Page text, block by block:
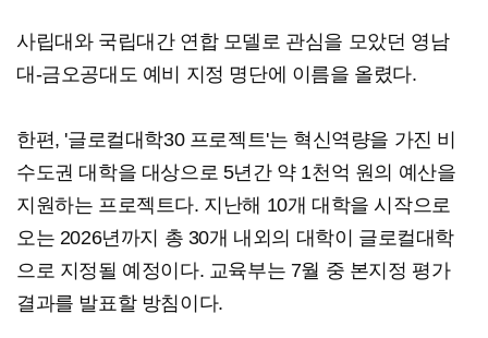
사립대와 국립대간 연합 모델로 관심을 모았던 영남
대-금오공대도 예비 지정 명단에 이름을 올렸다.
한편, '글로컬대학30 프로젝트'는 혁신역량을 가진 비
수도권 대학을 대상으로 5년간 약 1천억 원의 예산을
지원하는 프로젝트다. 지난해 10개 대학을 시작으로
오는 2026년까지 총 30개 내외의 대학이 글로컬대학
으로 지정될 예정이다. 교육부는 7월 중 본지정 평가
결과를 발표할 방침이다.